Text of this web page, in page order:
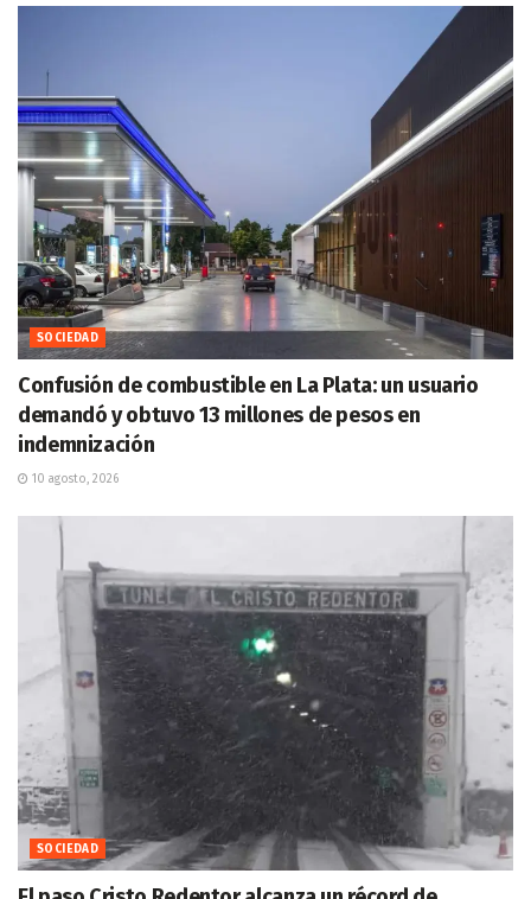
SOCIEDAD
Confusión de combustible en La Plata: un usuario
demandó y obtuvo 13 millones de pesos en
indemnización
10 agosto, 2026
SOCIEDAD